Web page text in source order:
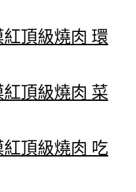
頂級燒肉 環
頂級燒肉 菜
頂級燒肉 吃